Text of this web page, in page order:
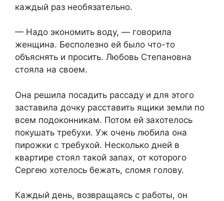
каждый раз необязательно.
— Надо экономить воду, — говорила
женщина. Бесполезно ей было что-то
объяснять и просить. Любовь Степановна
стояла на своем.
Она решила посадить рассаду и для этого
заставила дочку расставить ящики земли по
всем подоконникам. Потом ей захотелось
покушать требухи. Уж очень любила она
пирожки с требухой. Несколько дней в
квартире стоял такой запах, от которого
Сергею хотелось бежать, сломя голову.
Каждый день, возвращаясь с работы, он